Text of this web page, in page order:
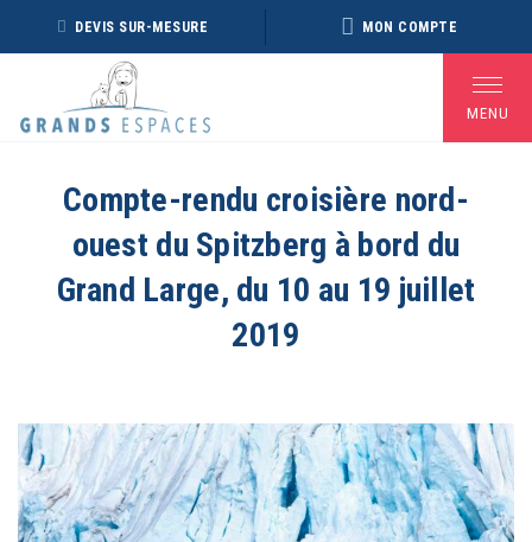
Panneau de gestion des cookies
BROCHURE RÉVEILLON
2026 – 2027
BROCHURE ARCTIQUE
2027 – NOUVELLE
VERSION
DEVIS SUR-MESURE MON COMPTE
MENU
Compte-rendu croisière nord-
ouest du Spitzberg à bord du
Grand Large, du 10 au 19 juillet
2019